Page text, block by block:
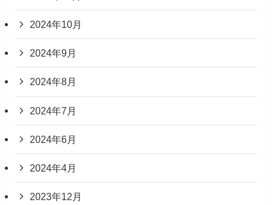
2024年10月
2024年9月
2024年8月
2024年7月
2024年6月
2024年4月
2023年12月